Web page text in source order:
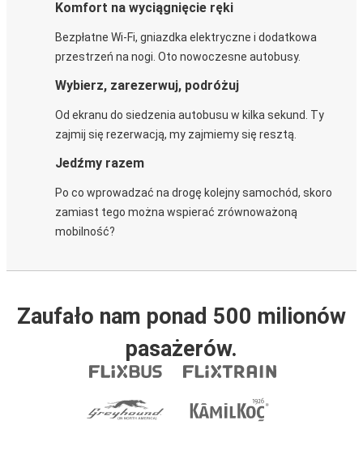
Komfort na wyciągnięcie ręki
Bezpłatne Wi-Fi, gniazdka elektryczne i dodatkowa
przestrzeń na nogi. Oto nowoczesne autobusy.
Wybierz, zarezerwuj, podróżuj
Od ekranu do siedzenia autobusu w kilka sekund. Ty
zajmij się rezerwacją, my zajmiemy się resztą.
Jedźmy razem
Po co wprowadzać na drogę kolejny samochód, skoro
zamiast tego można wspierać zrównoważoną
mobilność?
Zaufało nam ponad 500 milionów
pasażerów.